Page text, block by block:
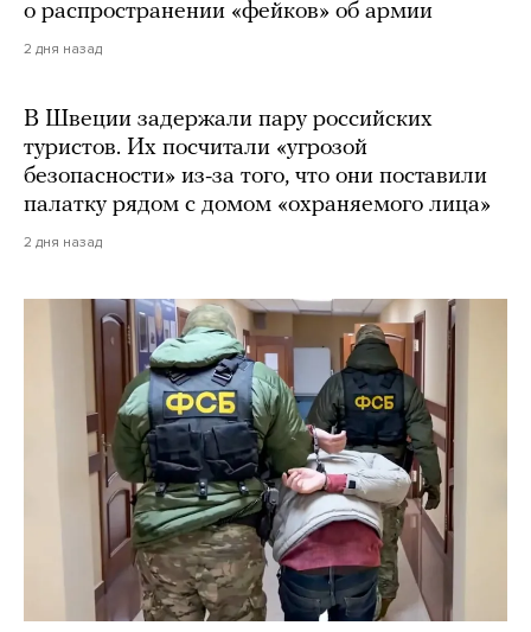
о распространении «фейков» об армии
2 дня назад
В Швеции задержали пару российских
туристов. Их посчитали «угрозой
безопасности» из-за того, что они поставили
палатку рядом с домом «охраняемого лица»
2 дня назад